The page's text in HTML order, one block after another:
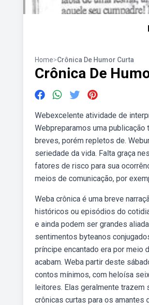
Home>Crônica De Humor Curta
Crônica De
Webexcelente atividade de
Webpreparamos uma
breves, porém repletos de.
seriedade da vida. Falta graça
fatores de risco para sua
meios de comunicação, por
Weba crônica é uma breve
históricos ou episódios do
e ainda podem ser grandes
sentimentos byteanos
príncipe encantado era por meio
acabam. Weba partir deste
contos mínimos, com heloísa
leitores. Elas geralmente trazem
crônicas curtas para os amantes